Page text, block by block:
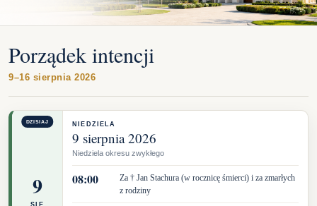
Porządek intencji
9–16 sierpnia 2026
DZISIAJ
9
SIE
NIEDZIELA
9 sierpnia 2026
Niedziela okresu zwykłego
08:00
Za † Jan Stachura (w rocznicę śmierci) i za zmarłych
z rodziny